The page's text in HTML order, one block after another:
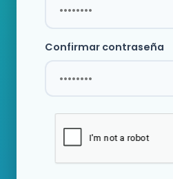
Confirmar contraseña